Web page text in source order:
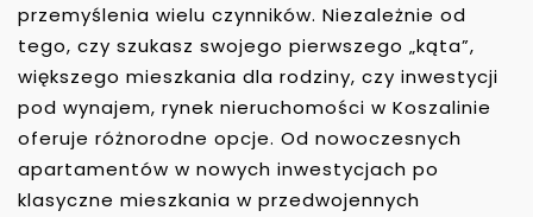
przemyślenia wielu czynników. Niezależnie od
tego, czy szukasz swojego pierwszego „kąta”,
większego mieszkania dla rodziny, czy inwestycji
pod wynajem, rynek nieruchomości w Koszalinie
oferuje różnorodne opcje. Od nowoczesnych
apartamentów w nowych inwestycjach po
klasyczne mieszkania w przedwojennych